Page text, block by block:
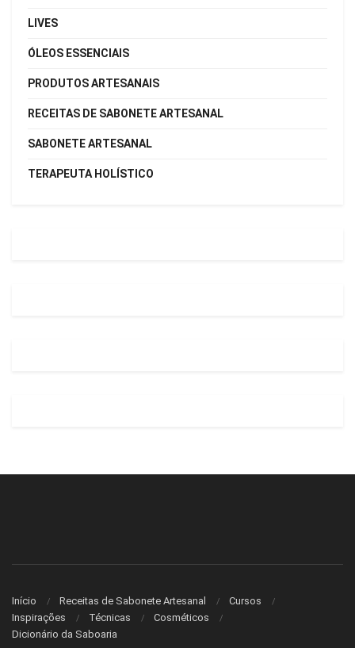
LIVES
ÓLEOS ESSENCIAIS
PRODUTOS ARTESANAIS
RECEITAS DE SABONETE ARTESANAL
SABONETE ARTESANAL
TERAPEUTA HOLÍSTICO
Início Receitas de Sabonete Artesanal
Cursos
Inspirações
Técnicas
Cosméticos
Dicionário da Saboaria